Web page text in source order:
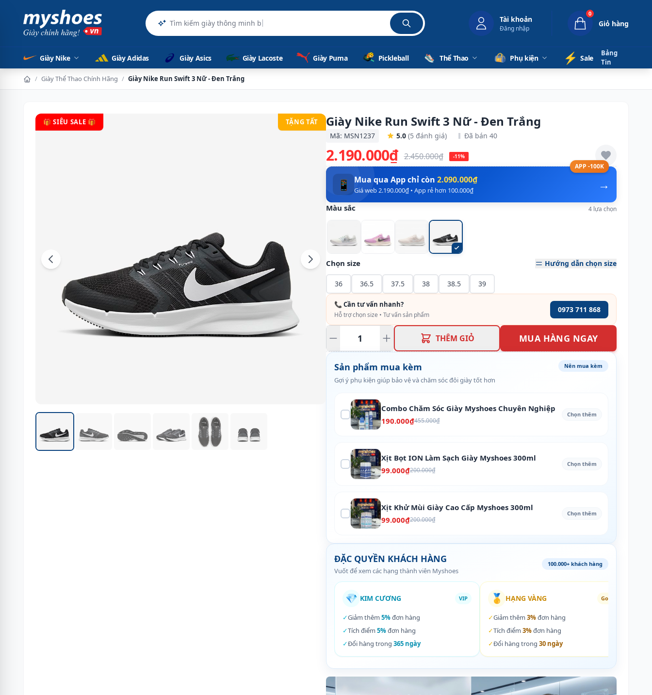
Tài khoản
Đăng nhập
0
Giỏ hàng
Giày Nike Giày Adidas Giày Asics Giày Lacoste Giày Puma Pickleball Thể Thao Phụ kiện ⚡️ Sale
Bảng
Tin
/ Giày Thể Thao Chính Hãng / Giày Nike Run Swift 3 Nữ - Đen Trắng
🎁 SIÊU SALE 🎁 TẶNG TẤT Giày Nike Run Swift 3 Nữ - Đen Trắng
Mã: MSN1237 5.0 (5 đánh giá) Đã bán 40
2.190.000₫ 2.450.000₫ -11%
APP -100K
→
📱 Mua qua App chỉ còn 2.090.000₫
Giá web 2.190.000₫ • App rẻ hơn 100.000₫
Màu sắc 4 lựa chọn
Chọn size Hướng dẫn chọn size
36 36.5 37.5 38 38.5 39
📞 Cần tư vấn nhanh?
Hỗ trợ chọn size • Tư vấn sản phẩm
0973 711 868
THÊM GIỎ MUA HÀNG NGAY
Sản phẩm mua kèm
Gợi ý phụ kiện giúp bảo vệ và chăm sóc đôi giày tốt hơn
Nên mua kèm
Combo Chăm Sóc Giày Myshoes Chuyên Nghiệp
190.000₫455.000₫
Chọn thêm
Xịt Bọt ION Làm Sạch Giày Myshoes 300ml
99.000₫200.000₫
Chọn thêm
Xịt Khử Mùi Giày Cao Cấp Myshoes 300ml
99.000₫200.000₫
Chọn thêm
ĐẶC QUYỀN KHÁCH HÀNG
Vuốt để xem các hạng thành viên Myshoes
100.000+ khách hàng
💎 KIM CƯƠNG VIP
✓Giảm thêm 5%đơn hàng
✓Tích điểm 5%đơn hàng
✓Đổi hàng trong 365 ngày
🥇 HẠNG VÀNG Gold
✓Giảm thêm 3%đơn hàng
✓Tích điểm 3%đơn hàng
✓Đổi hàng trong 30 ngày